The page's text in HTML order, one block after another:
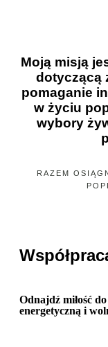
Moją misją
dotyczącą
pomaganie
w życiu
wybory
RAZEM
Odnajdź miłość
energetyczną i